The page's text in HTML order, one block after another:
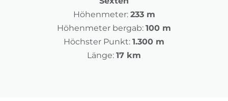
Höhenmeter: 233 m
Höhenmeter bergab: 100 m
Höchster Punkt: 1.300 m
Länge: 17 km